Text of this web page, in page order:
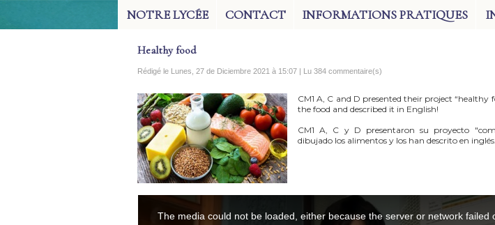
NOTRE LYCÉE CONTACT INFORMATIONS PRATIQUES
Healthy food
Rédigé le Lunes, 27 de Diciembre 2021 à 15:07 | Lu 384 commentaire(s)
CM1 A, C and D presented their project “healthy
the food and described it in English!
CM1 A, C y D presentaron su proyecto
dibujado los alimentos y los han descrito en inglés.